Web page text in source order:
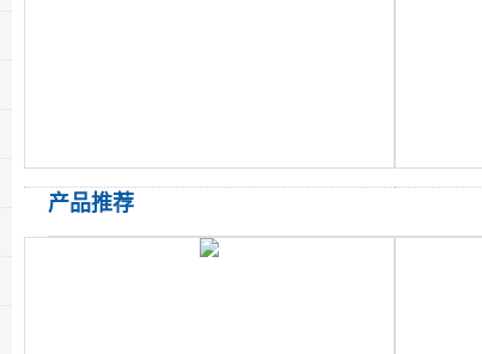
产品推荐